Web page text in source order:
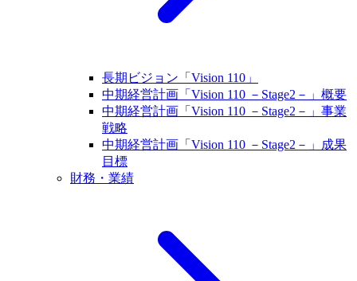
長期ビジョン「Vision 110」
中期経営計画「Vision 110 －Stage2－」概要
中期経営計画「Vision 110 －Stage2－」事業
戦略
中期経営計画「Vision 110 －Stage2－」成果
目標
財務・業績